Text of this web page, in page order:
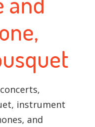
instrument
and